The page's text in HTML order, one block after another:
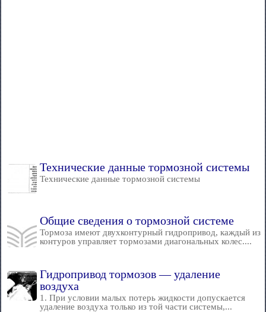
Технические данные тормозной системы
Технические данные тормозной системы
Общие сведения о тормозной системе
Тормоза имеют двухконтурный гидропривод, каждый из
контуров управляет тормозами диагональных колес....
Гидропривод тормозов — удаление
воздуха
1. При условии малых потерь жидкости допускается
удаление воздуха только из той части системы,...